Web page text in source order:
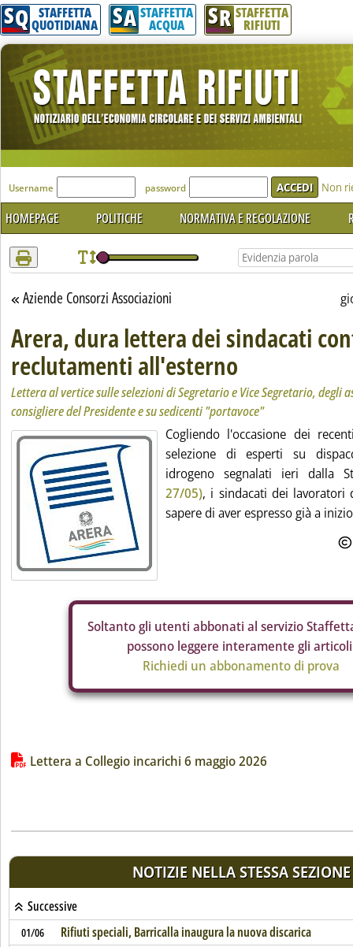
Attenzione! Esegui l'accesso per lèggere interamente la notizia.
SQ STAFFETTA
QUOTIDIANA SA STAFFETTA
ACQUA SR STAFFETTA
RIFIUTI
'Modulo Login per accedere'
Username password Non
HOMEPAGE POLITICHE NORMATIVA E REGOLAZIONE
Torna alla sezione
Aziende Consorzi Associazioni
Arera, dura lettera dei sindacati
reclutamenti all'esterno
Lettera al vertice sulle selezioni di Segretario e Vice Segretario, degli
consigliere del Presidente e su sedicenti "portavoce"
Cogliendo l'occasione dei
selezione di esperti su
idrogeno segnalati ieri dalla
27/05), i sindacati dei lavoratori
sapere di aver espresso già a
Soltanto gli utenti abbonati al servizio
possono leggere interamente gli
Richiedi un abbonamento di prova
Lista allegati PDF alla notizia
Lettera a Collegio incarichi 6 maggio 2026
NOTIZIE NELLA STESSA SEZIONE
Successive
01/06 Rifiuti speciali, Barricalla inaugura la nuova discarica